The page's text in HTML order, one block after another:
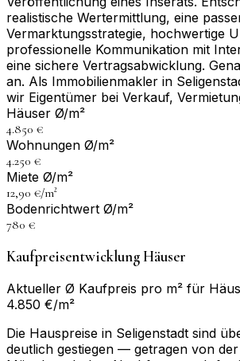
realistische Wertermittlung, eine
Vermarktungsstrategie, hochwertige
professionelle Kommunikation mit
eine sichere Vertragsabwicklung.
an. Als Immobilienmakler in
wir Eigentümer bei Verkauf,
Häuser Ø/m²
4.850 €
Wohnungen Ø/m²
4.250 €
Miete Ø/m²
12,90 €/m²
Bodenrichtwert Ø/m²
780 €
Kaufpreisentwicklung Häuser
Aktueller Ø Kaufpreis pro m² für
4.850 €/m²
Die Hauspreise in Seligenstadt sind
deutlich gestiegen — getragen von